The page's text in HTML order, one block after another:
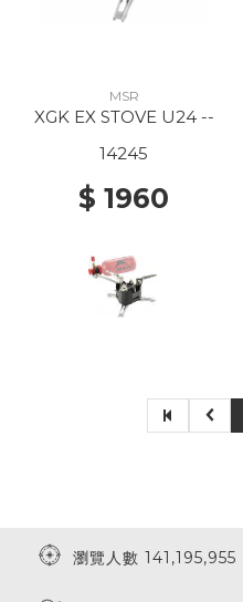
MSR
XGK EX STOVE U24 --
14245
$ 1960
瀏覽人數 141,195,955